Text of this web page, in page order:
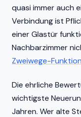
quasi immer auch
Verbindung ist
einer Glastür
Nachbarzimmer
Zweiwege-Funktion
Die ehrliche
wichtigste
Jahren. Wer alte